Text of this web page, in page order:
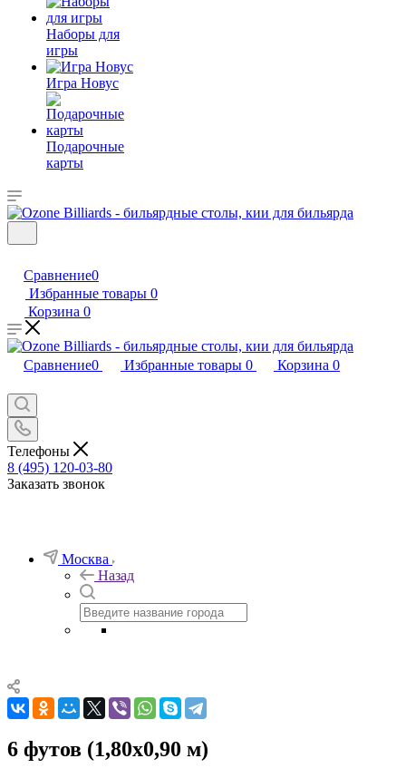
Наборы для
игры
Игра Новус
Подарочные
карты
Сравнение0
Избранные товары 0
Корзина 0
Сравнение0 Избранные товары 0 Корзина 0
Телефоны
8 (495) 120-03-80
Заказать звонок
Москва
Назад
6 футов (1,80х0,90 м)